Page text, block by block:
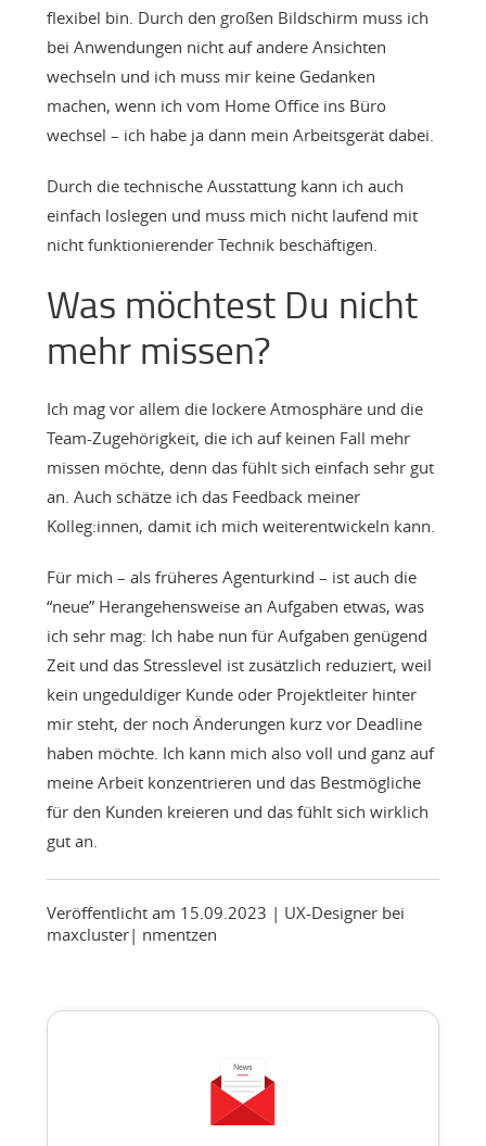
flexibel bin. Durch den großen Bildschirm muss ich
bei Anwendungen nicht auf andere Ansichten
wechseln und ich muss mir keine Gedanken
machen, wenn ich vom Home Office ins Büro
wechsel – ich habe ja dann mein Arbeitsgerät dabei.
Durch die technische Ausstattung kann ich auch
einfach loslegen und muss mich nicht laufend mit
nicht funktionierender Technik beschäftigen.
Was möchtest Du nicht
mehr missen?
Ich mag vor allem die lockere Atmosphäre und die
Team-Zugehörigkeit, die ich auf keinen Fall mehr
missen möchte, denn das fühlt sich einfach sehr gut
an. Auch schätze ich das Feedback meiner
Kolleg:innen, damit ich mich weiterentwickeln kann.
Für mich – als früheres Agenturkind – ist auch die
“neue” Herangehensweise an Aufgaben etwas, was
ich sehr mag: Ich habe nun für Aufgaben genügend
Zeit und das Stresslevel ist zusätzlich reduziert, weil
kein ungeduldiger Kunde oder Projektleiter hinter
mir steht, der noch Änderungen kurz vor Deadline
haben möchte. Ich kann mich also voll und ganz auf
meine Arbeit konzentrieren und das Bestmögliche
für den Kunden kreieren und das fühlt sich wirklich
gut an.
Veröffentlicht am 15.09.2023 | UX-Designer bei
maxcluster| nmentzen